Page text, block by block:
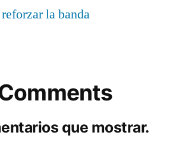
la banda
que mostrar.